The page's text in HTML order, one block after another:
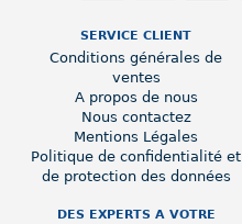
SERVICE CLIENT
Conditions générales de
ventes
A propos de nous
Nous contactez
Mentions Légales
Politique de confidentialité et
de protection des données
DES EXPERTS A VOTRE